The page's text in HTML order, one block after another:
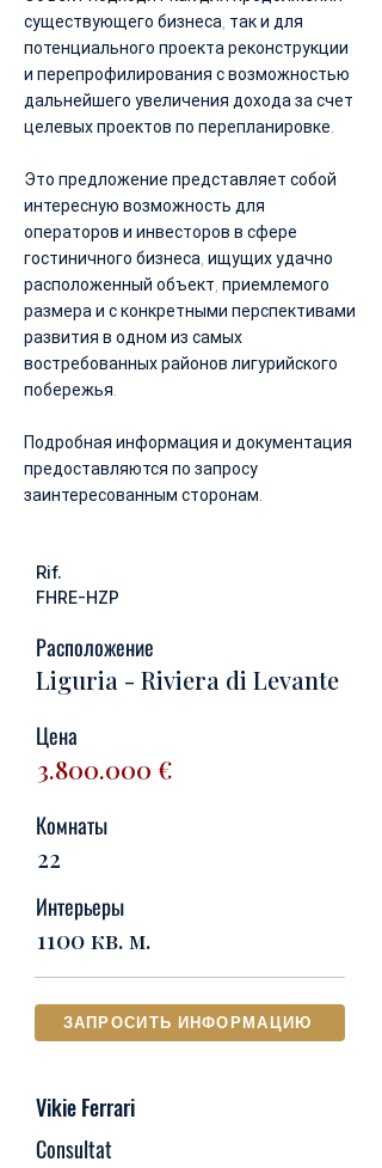
существующего бизнеса, так и для
потенциального проекта реконструкции
и перепрофилирования с возможностью
дальнейшего увеличения дохода за счет
целевых проектов по перепланировке.
Это предложение представляет собой
интересную возможность для
операторов и инвесторов в сфере
гостиничного бизнеса, ищущих удачно
расположенный объект, приемлемого
размера и с конкретными перспективами
развития в одном из самых
востребованных районов лигурийского
побережья.
Подробная информация и документация
предоставляются по запросу
заинтересованным сторонам.
Rif.
FHRE-HZP
Расположение
Liguria - Riviera di Levante
Цена
3.800.000 €
Комнаты
22
Интерьеры
1100 кв. м.
ЗАПРОСИТЬ ИНФОРМАЦИЮ
Vikie Ferrari
Consultat